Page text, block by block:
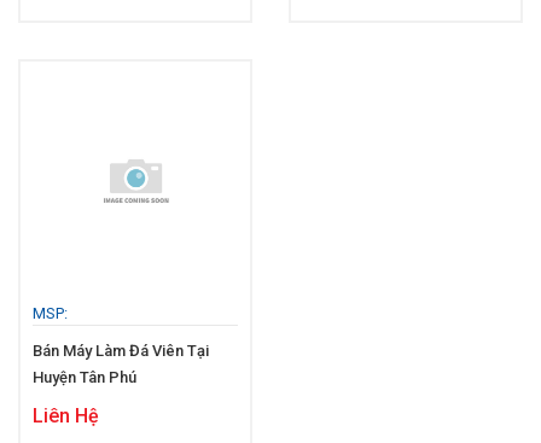
MSP:
Bán Máy Làm Đá Viên Tại
Huyện Tân Phú
Liên Hệ